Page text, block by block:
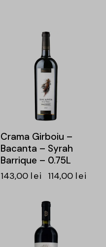
Crama Girboiu –
Bacanta – Syrah
Barrique – 0.75L
143,00 lei 114,00 lei